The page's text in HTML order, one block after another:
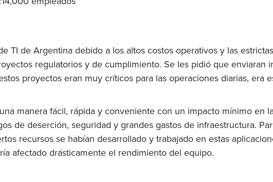
TI de Argentina debido a los altos costos operativos y las
regulatorios y de cumplimiento. Se les pidió que enviaran
proyectos eran muy críticos para las operaciones diarias, era
manera fácil, rápida y conveniente con un impacto mínimo en
de deserción, seguridad y grandes gastos de infraestructura.
recursos se habían desarrollado y trabajado en estas
afectado drásticamente el rendimiento del equipo.